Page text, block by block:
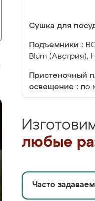
Сушка для
Подъемники :
Blum (Австрия),
Пристеночный
освещение : по
любые
Часто